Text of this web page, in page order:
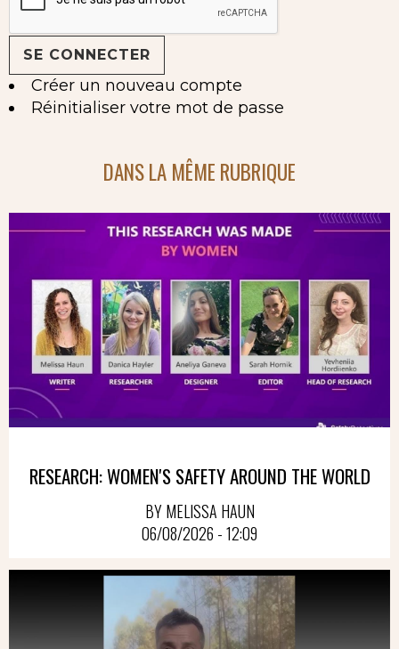
Créer un nouveau compte
Réinitialiser votre mot de passe
DANS LA MÊME RUBRIQUE
RESEARCH: WOMEN'S SAFETY AROUND THE WORLD
BY MELISSA HAUN
06/08/2026 - 12:09